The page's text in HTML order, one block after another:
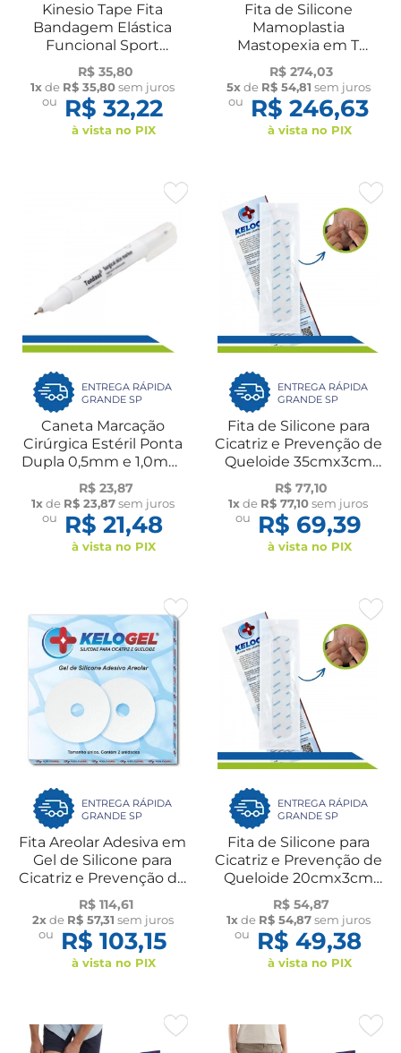
Kinesio Tape Fita
Bandagem Elástica
Funcional Sport
Adesiva 5cmx5m Pós-
Operatório Fisio
Gestante Kelogel
R$ 35,80
1xde R$ 35,80sem juros
ou
R$ 32,22
à vista no PIX
Fita de Silicone
Mamoplastia
Mastopexia em T
Invertido 23x13cm 2un
Kelogel
R$ 274,03
5xde R$ 54,81 sem juros
ou
R$ 246,63
à vista no PIX
ENTREGA RÁPIDA
GRANDE SP
Caneta Marcação
Cirúrgica Estéril Ponta
Dupla 0,5mm e 1,0mm
Roxo UN Tondaus
R$ 23,87
1xde R$ 23,87sem juros
ou
R$ 21,48
à vista no PIX
ENTREGA RÁPIDA
GRANDE SP
Fita de Silicone para
Cicatriz e Prevenção de
Queloide 35cmx3cm
Kelogel
R$ 77,10
1xde R$ 77,10sem juros
ou
R$ 69,39
à vista no PIX
ENTREGA RÁPIDA
GRANDE SP
Fita Areolar Adesiva em
Gel de Silicone para
Cicatriz e Prevenção de
Queloide Par Kelogel
R$ 114,61
2xde R$ 57,31 sem juros
ou
R$ 103,15
à vista no PIX
ENTREGA RÁPIDA
GRANDE SP
Fita de Silicone para
Cicatriz e Prevenção de
Queloide 20cmx3cm
Kelogel
R$ 54,87
1xde R$ 54,87sem juros
ou
R$ 49,38
à vista no PIX